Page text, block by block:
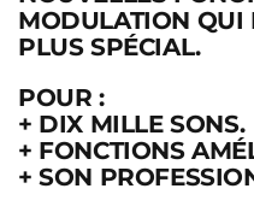
MODULATION QUI
PLUS SPÉCIAL.
POUR :
+ DIX MILLE SONS.
+ FONCTIONS
+ SON